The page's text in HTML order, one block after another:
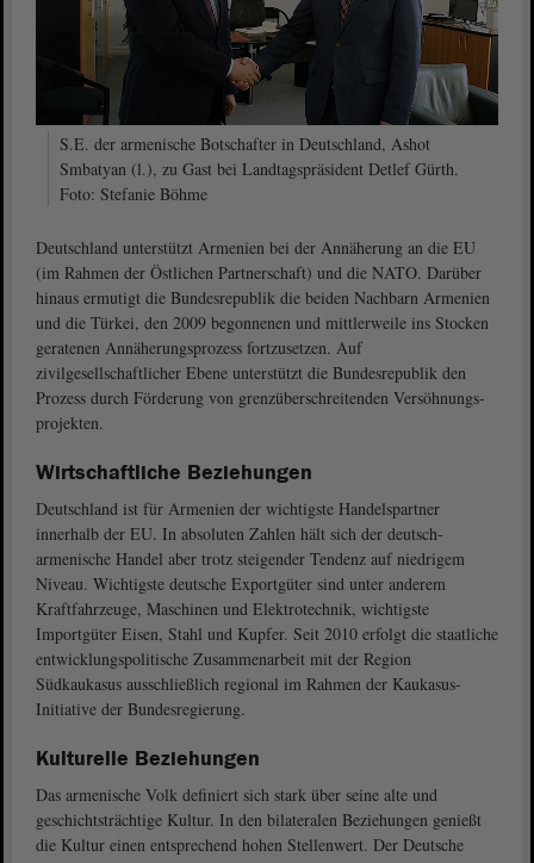
S.E. der armenische Botschafter in Deutschland, Ashot
Smbatyan (l.), zu Gast bei Landtagspräsident Detlef Gürth.
Foto: Stefanie Böhme
Deutschland unterstützt Armenien bei der Annäherung an die EU
(im Rahmen der Östlichen Partnerschaft) und die NATO. Darüber
hinaus ermutigt die Bundesrepublik die beiden Nachbarn Armenien
und die Türkei, den 2009 begonnenen und mittlerweile ins Stocken
geratenen Annäherungsprozess fortzusetzen. Auf
zivilgesellschaftlicher Ebene unterstützt die Bundesrepublik den
Prozess durch Förderung von grenzüberschreitenden Versöhnungs-
projekten.
Wirtschaftliche Beziehungen
Deutschland ist für Armenien der wichtigste Handelspartner
innerhalb der EU. In absoluten Zahlen hält sich der deutsch-
armenische Handel aber trotz steigender Tendenz auf niedrigem
Niveau. Wichtigste deutsche Exportgüter sind unter anderem
Kraftfahrzeuge, Maschinen und Elektrotechnik, wichtigste
Importgüter Eisen, Stahl und Kupfer. Seit 2010 erfolgt die staatliche
entwicklungspolitische Zusammenarbeit mit der Region
Südkaukasus ausschließlich regional im Rahmen der Kaukasus-
Initiative der Bundesregierung.
Kulturelle Beziehungen
Das armenische Volk definiert sich stark über seine alte und
geschichtsträchtige Kultur. In den bilateralen Beziehungen genießt
die Kultur einen entsprechend hohen Stellenwert. Der Deutsche